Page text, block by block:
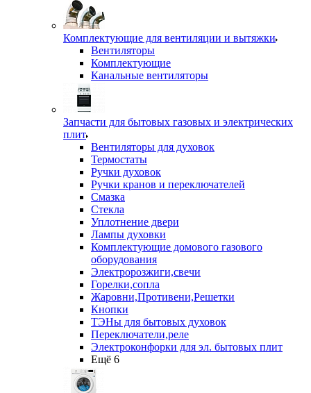
Комплектующие для вентиляции и вытяжки
Вентиляторы
Комплектующие
Канальные вентиляторы
Запчасти для бытовых газовых и электрических
плит
Вентиляторы для духовок
Термостаты
Ручки духовок
Ручки кранов и переключателей
Смазка
Стекла
Уплотнение двери
Лампы духовки
Комплектующие домового газового
оборудования
Электророзжиги,свечи
Горелки,сопла
Жаровни,Противени,Решетки
Кнопки
ТЭНы для бытовых духовок
Переключатели,реле
Электроконфорки для эл. бытовых плит
Ещё 6